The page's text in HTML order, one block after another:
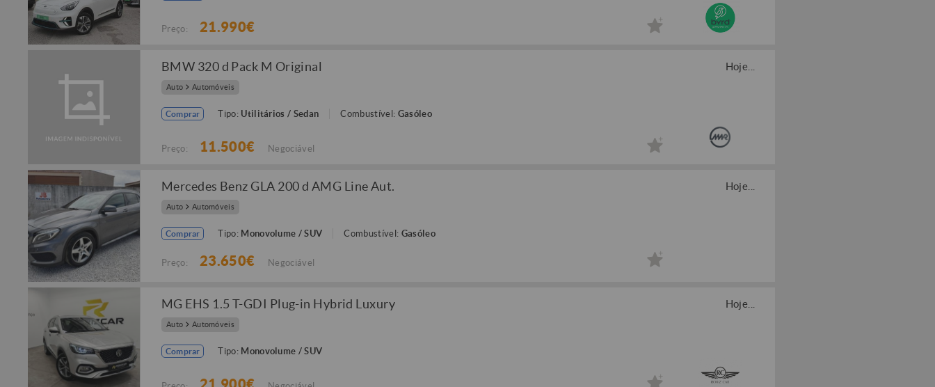
Preço: 21.990€
BMW 320 d Pack M Original Hoje...
Auto Automóveis
Comprar Tipo: Utilitários / Sedan Combustível: Gasóleo
Preço: 11.500€ Negociável
Mercedes Benz GLA 200 d AMG Line Aut. Hoje...
Auto Automóveis
Comprar Tipo: Monovolume / SUV Combustível: Gasóleo
Preço: 23.650€ Negociável
MG EHS 1.5 T-GDI Plug-in Hybrid Luxury Hoje...
Auto Automóveis
Comprar Tipo: Monovolume / SUV